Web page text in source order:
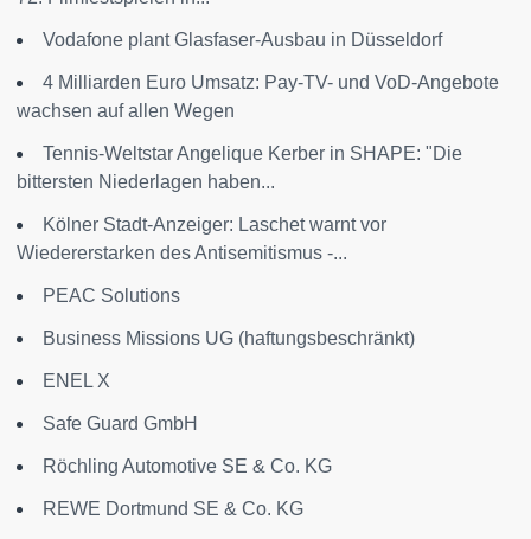
Vodafone plant Glasfaser-Ausbau in Düsseldorf
4 Milliarden Euro Umsatz: Pay-TV- und VoD-Angebote
wachsen auf allen Wegen
Tennis-Weltstar Angelique Kerber in SHAPE: "Die
bittersten Niederlagen haben...
Kölner Stadt-Anzeiger: Laschet warnt vor
Wiedererstarken des Antisemitismus -...
PEAC Solutions
Business Missions UG (haftungsbeschränkt)
ENEL X
Safe Guard GmbH
Röchling Automotive SE & Co. KG
REWE Dortmund SE & Co. KG